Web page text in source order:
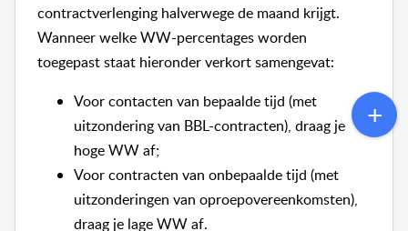
contractverlenging halverwege de maand krijgt.
Wanneer welke WW-percentages worden
toegepast staat hieronder verkort samengevat:
Voor contacten van bepaalde tijd (met
uitzondering van BBL-contracten), draag je
hoge WW af;
Voor contracten van onbepaalde tijd (met
uitzonderingen van oproepovereenkomsten),
draag je lage WW af.